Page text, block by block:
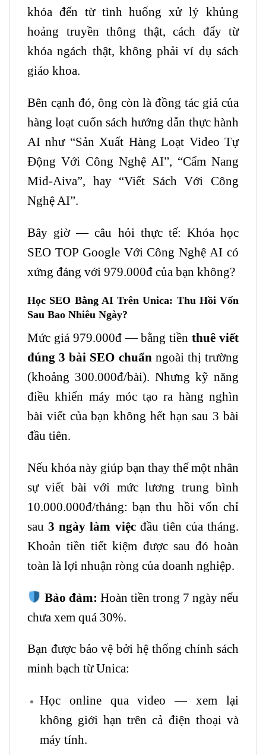
khóa đến từ tình huống xử lý khủng
hoảng truyền thông thật, cách đẩy từ
khóa ngách thật, không phải ví dụ sách
giáo khoa.
Bên cạnh đó, ông còn là đồng tác giả của
hàng loạt cuốn sách hướng dẫn thực hành
AI như “Sản Xuất Hàng Loạt Video Tự
Động Với Công Nghệ AI”, “Cẩm Nang
Mid-Aiva”, hay “Viết Sách Với Công
Nghệ AI”.
Bây giờ — câu hỏi thực tế: Khóa học
SEO TOP Google Với Công Nghệ AI có
xứng đáng với 979.000đ của bạn không?
Học SEO Bằng AI Trên Unica: Thu Hồi Vốn
Sau Bao Nhiêu Ngày?
Mức giá 979.000đ — bằng tiềnthuê viết
đúng 3 bài SEO chuẩn ngoài thị trường
(khoảng 300.000đ/bài). Nhưng kỹ năng
điều khiển máy móc tạo ra hàng nghìn
bài viết của bạn không hết hạn sau 3 bài
đầu tiên.
Nếu khóa này giúp bạn thay thế một nhân
sự viết bài với mức lương trung bình
10.000.000đ/tháng: bạn thu hồi vốn chỉ
sau3 ngày làm việcđầu tiên của tháng.
Khoản tiền tiết kiệm được sau đó hoàn
toàn là lợi nhuận ròng của doanh nghiệp.
Bảo đảm: Hoàn tiền trong 7 ngày nếu
chưa xem quá 30%.
Bạn được bảo vệ bởi hệ thống chính sách
minh bạch từ Unica:
Học online qua video — xem lại
không giới hạn trên cả điện thoại và
máy tính.